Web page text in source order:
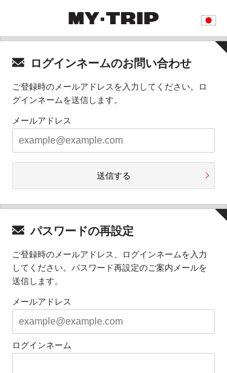
ログインネームのお問い合わせ
ご登録時のメールアドレスを入力してください。ロ
グインネームを送信します。
メールアドレス
送信する
パスワードの再設定
ご登録時のメールアドレス、ログインネームを入力
してください。パスワード再設定のご案内メールを
送信します。
メールアドレス
ログインネーム